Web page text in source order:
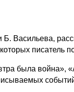
Б. Васильева,
писатель
была война»,